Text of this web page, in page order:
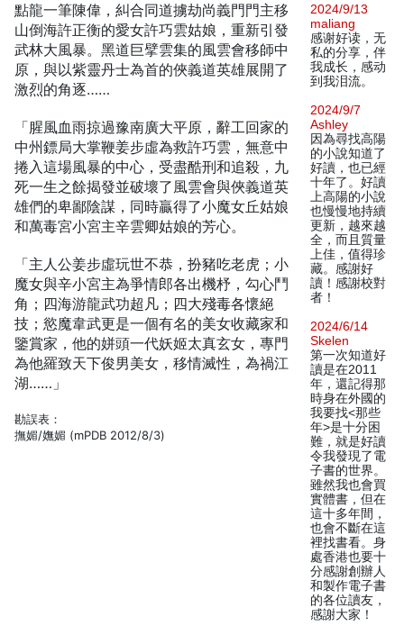
點龍一筆陳偉，糾合同道擄劫尚義門門主移
山倒海許正衡的愛女許巧雲姑娘，重新引發
武林大風暴。黑道巨擘雲集的風雲會移師中
原，與以紫靈丹士為首的俠義道英雄展開了
激烈的角逐……
「腥風血雨掠過豫南廣大平原，辭工回家的
中州鏢局大掌鞭姜步虛為救許巧雲，無意中
捲入這場風暴的中心，受盡酷刑和追殺，九
死一生之餘揭發並破壞了風雲會與俠義道英
雄們的卑鄙陰謀，同時贏得了小魔女丘姑娘
和萬毒宮小宮主辛雲卿姑娘的芳心。
「主人公姜步虛玩世不恭，扮豬吃老虎；小
魔女與辛小宮主為爭情郎各出機杼，勾心鬥
角；四海游龍武功超凡；四大殘毒各懷絕
技；慾魔韋武更是一個有名的美女收藏家和
鑒賞家，他的姘頭一代妖姬太真玄女，專門
為他羅致天下俊男美女，移情滅性，為禍江
湖……」
勘誤表：
撫媚/嫵媚 (mPDB 2012/8/3)
2024/9/13
maliang
感谢好读，无
私的分享，伴
我成长，感动
到我泪流。
2024/9/7
Ashley
因為尋找高陽
的小說知道了
好讀，也已經
十年了。好讀
上高陽的小說
也慢慢地持續
更新，越來越
全，而且質量
上佳，值得珍
藏。感謝好
讀！感謝校對
者！
2024/6/14
Skelen
第一次知道好
讀是在2011
年，還記得那
時身在外國的
我要找<那些
年>是十分困
難，就是好讀
令我發現了電
子書的世界。
雖然我也會買
實體書，但在
這十多年間，
也會不斷在這
裡找書看。身
處香港也要十
分感謝創辦人
和製作電子書
的各位讀友，
感謝大家！